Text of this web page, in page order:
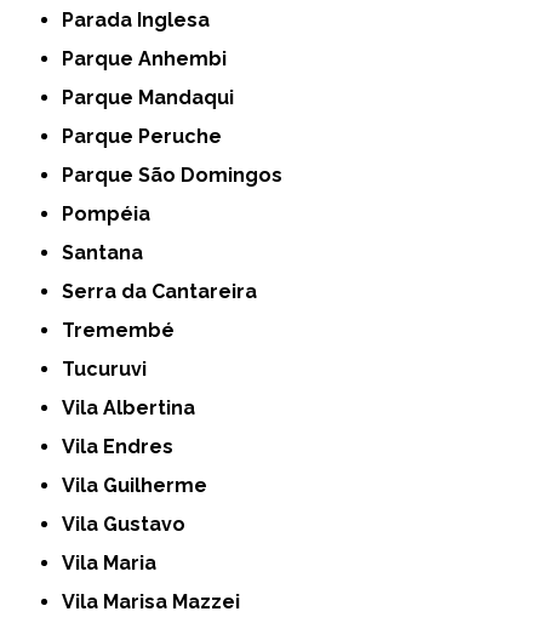
Parada Inglesa
Parque Anhembi
Parque Mandaqui
Parque Peruche
Parque São Domingos
Pompéia
Santana
Serra da Cantareira
Tremembé
Tucuruvi
Vila Albertina
Vila Endres
Vila Guilherme
Vila Gustavo
Vila Maria
Vila Marisa Mazzei